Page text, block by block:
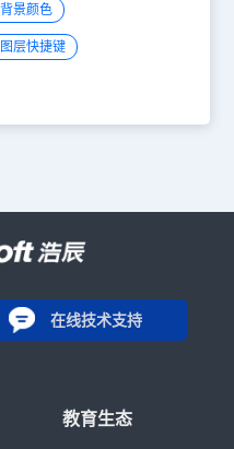
景颜色
层快捷键
在线技术支持
教育生态